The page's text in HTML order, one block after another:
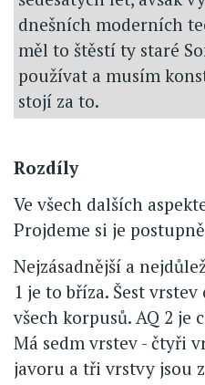
dnešních moderních
měl to štěstí ty staré
používat a musím
stojí za to.
Rozdíly
Ve všech dalších
Projdeme si je
Nejzásadnější a
1 je to bříza. Šest
všech korpusů. AQ 2 je
Má sedm vrstev - čtyři
javoru a tři vrstvy jsou